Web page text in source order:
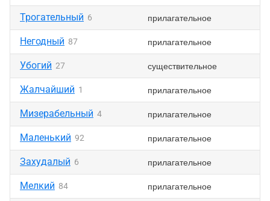
Трогательный 6 прилагательное
Негодный 87 прилагательное
Убогий 27 существительное
Жалчайший 1 прилагательное
Мизерабельный 4 прилагательное
Маленький 92 прилагательное
Захудалый 6 прилагательное
Мелкий 84 прилагательное